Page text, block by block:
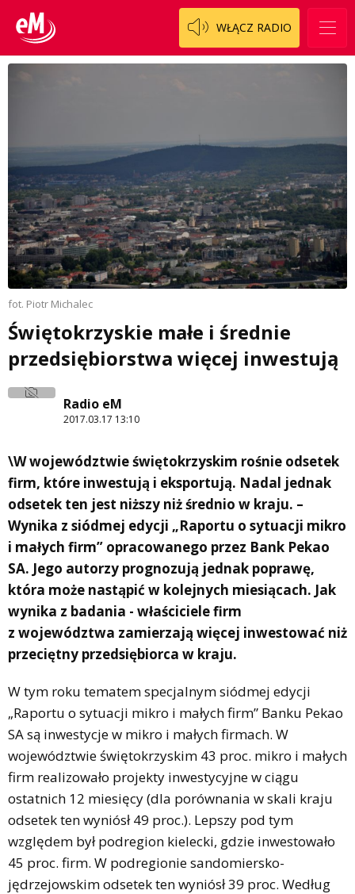
WŁĄCZ RADIO
fot. Piotr Michalec
Świętokrzyskie małe i średnie
przedsiębiorstwa więcej inwestują
Radio eM
2017.03.17 13:10
\W województwie świętokrzyskim rośnie odsetek
firm, które inwestują i eksportują. Nadal jednak
odsetek ten jest niższy niż średnio w kraju. –
Wynika z siódmej edycji „Raportu o sytuacji mikro
i małych firm” opracowanego przez Bank Pekao
SA. Jego autorzy prognozują jednak poprawę,
która może nastąpić w kolejnych miesiącach. Jak
wynika z badania - właściciele firm
z województwa zamierzają więcej inwestować niż
przeciętny przedsiębiorca w kraju.
W tym roku tematem specjalnym siódmej edycji
„Raportu o sytuacji mikro i małych firm” Banku Pekao
SA są inwestycje w mikro i małych firmach. W
województwie świętokrzyskim 43 proc. mikro i małych
firm realizowało projekty inwestycyjne w ciągu
ostatnich 12 miesięcy (dla porównania w skali kraju
odsetek ten wyniósł 49 proc.). Lepszy pod tym
względem był podregion kielecki, gdzie inwestowało
45 proc. firm. W podregionie sandomiersko-
jędrzejowskim odsetek ten wyniósł 39 proc. Według